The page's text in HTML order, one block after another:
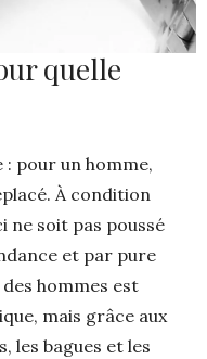
quelle
pour un homme,
À condition
ne soit pas poussé
et par pure
hommes est
mais grâce aux
les bagues et les